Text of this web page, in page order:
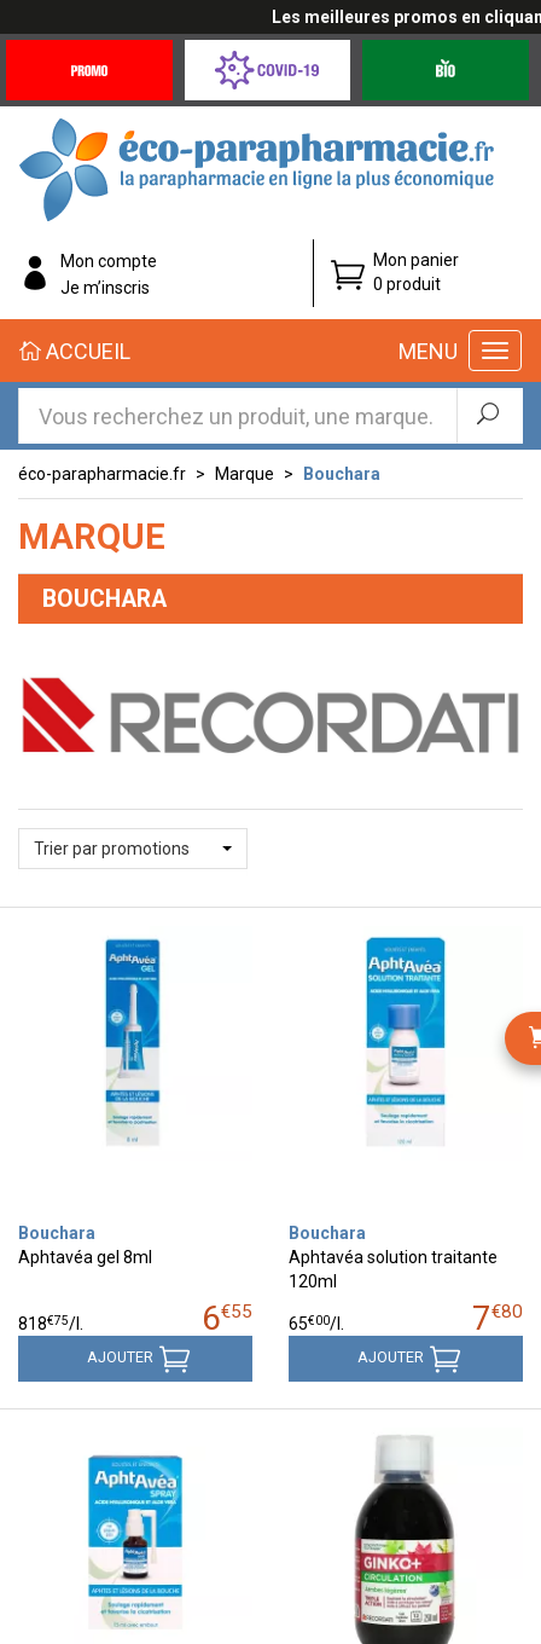
Les meilleures promos en cliquant
Offres
Coronavirus
éco-
parapharmacie.fr
éco-
parapharmacie.fr
Mon compte
Je m’inscris
Mon panier
0 produit
MENU
ACCUEIL
éco-parapharmacie.fr Marque Bouchara
MARQUE
BOUCHARA
Trier par promotions
Bouchara
Aphtavéa gel 8ml
6€55
818€75/l.
AJOUTER
Bouchara
Aphtavéa solution traitante
120ml
7€80
65€00/l.
AJOUTER